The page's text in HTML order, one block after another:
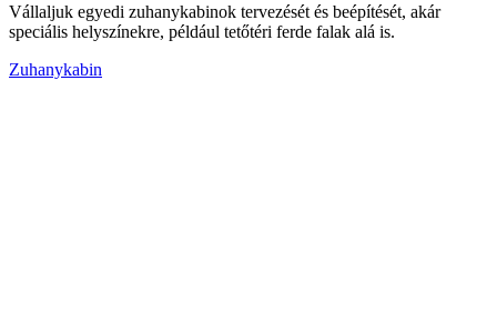
Vállaljuk egyedi zuhanykabinok tervezését és beépítését, akár
speciális helyszínekre, például tetőtéri ferde falak alá is.
Zuhanykabin